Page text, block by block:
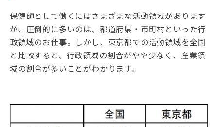
保健師として働くにはさまざまな活動領域があります
が、圧倒的に多いのは、都道府県・市町村といった行
政領域のお仕事。しかし、東京都での活動領域を全国
と比較すると、行政領域の割合がやや少なく、産業領
域の割合が多いことがわかります。